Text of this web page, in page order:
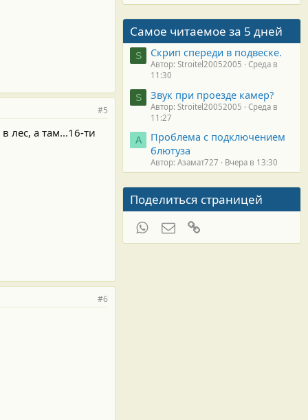
#5
лес, а там...16-ти
#6
Самое читаемое за 5 дней
S Скрип спереди в подвеске.
Автор: Stroitel20052005
Среда в
11:30
S Звук при проезде камер?
Автор: Stroitel20052005
Среда в
11:27
А
Проблема с подключением
блютуза
Автор: Азамат727 Вчера в 13:30
Поделиться страницей
WhatsAppЭлектронная почта